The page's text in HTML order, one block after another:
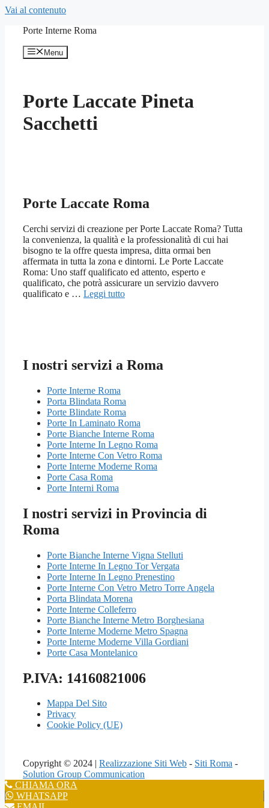
Vai al contenuto
Porte Interne Roma
Menu
Porte Laccate Pineta
Sacchetti
Porte Laccate Roma
Cerchi servizi di creazione per Porte Laccate Roma? Tutta
la convenienza, la qualità e la professionalità di cui hai
bisogno te la offre questa impresa, ditta ormai ben
affermata in tutta la zona e dintorni. Le Porte Laccate
Roma: Uno staff qualificato ed attento, esperto e
qualificato, che potrà assicurare un servizio davvero
qualificato e … Leggi tutto
I nostri servizi a Roma
Porte Interne Roma
Porta Blindata Roma
Porte Blindate Roma
Porte In Laminato Roma
Porte Bianche Interne Roma
Porte Interne In Legno Roma
Porte Interne Con Vetro Roma
Porte Interne Moderne Roma
Porte Casa Roma
Porte Interni Roma
I nostri servizi in Provincia di
Roma
Porte Bianche Interne Vigna Stelluti
Porte Interne In Legno Tor Vergata
Porte Interne In Legno Prenestino
Porte Interne Con Vetro Metro Torre Angela
Porta Blindata Morena
Porte Interne Colleferro
Porte Bianche Interne Metro Borghesiana
Porte Interne Moderne Metro Spagna
Porte Interne Moderne Villa Gordiani
Porte Casa Montelanico
P.IVA: 14160821006
Mappa Del Sito
Privacy
Cookie Policy (UE)
Copyright © 2024 | Realizzazione Siti Web - Siti Roma -
Solution Group Communication
CHIAMA ORA
WHATSAPP